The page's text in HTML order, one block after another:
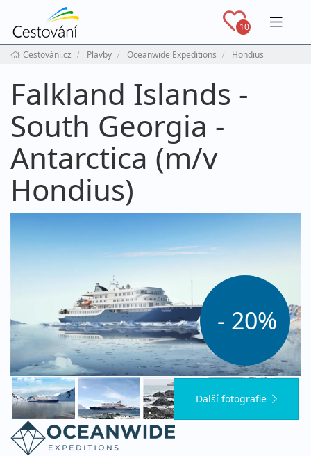
10
Cestování.cz Plavby Oceanwide Expeditions Hondius
Falkland Islands -
South Georgia -
Antarctica (m/v
Hondius)
- 20%
Další fotografie